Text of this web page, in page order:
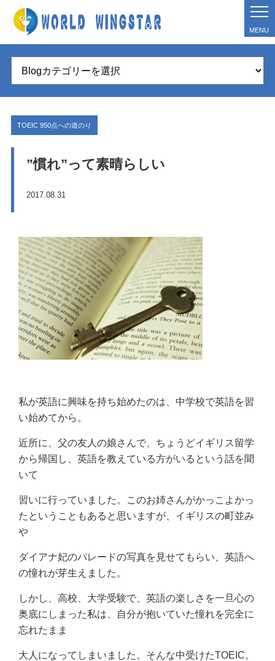
MENU
TOEIC 950点への道のり
”慣れ”って素晴らしい
2017.08.31
私が英語に興味を持ち始めたのは、中学校で英語を習
い始めてから。
近所に、父の友人の娘さんで、ちょうどイギリス留学
から帰国し、英語を教えている方がいるという話を聞
いて
習いに行っていました。このお姉さんがかっこよかっ
たということもあると思いますが、イギリスの町並み
や
ダイアナ妃のパレードの写真を見せてもらい、英語へ
の憧れが芽生えました。
しかし、高校、大学受験で、英語の楽しさを一旦心の
奥底にしまった私は、自分が抱いていた憧れを完全に
忘れたまま
大人になってしまいました。そんな中受けたTOEIC。